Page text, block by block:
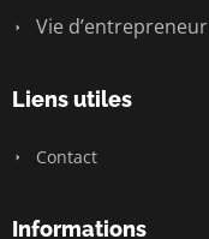
Vie d’entrepreneur
Liens utiles
Contact
Informations